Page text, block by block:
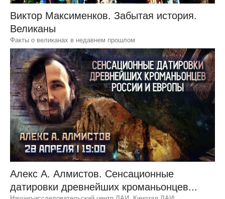
Виктор Максименков. Забытая история.
Великаны
Факты о великанах в недавнем прошлом
Алекс А. Алмистов. Сенсационные
датировки древнейших кроманьонцев...